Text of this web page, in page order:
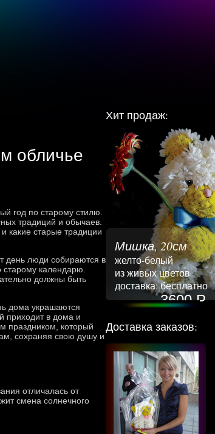
Хит продаж:
обличье
год по старому стилю.
традиций и обычаев.
какие старые традиции
день люди собираются в
старому календарю.
должны быть
дома украшаются
приходит в дома и
праздником, который
сохраняя свою душу и
отличалась от
смена солнечного
Мишка, 20см
желто-белый
из живых цветов
доставка: бесплатно
3600 Р
Доставка заказов: